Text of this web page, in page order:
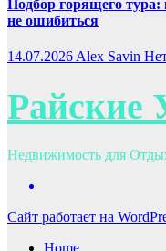
Подбор горящего тура:
не ошибиться
14.07.2026 Alex Savin
Райские
Недвижимость для
Сайт работает на